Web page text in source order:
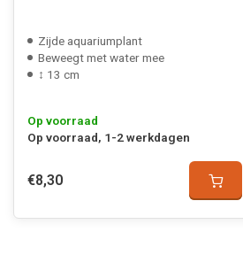
Zijde aquariumplant
Beweegt met water mee
↕ 13 cm
Op voorraad
Op voorraad, 1-2 werkdagen
€8,30